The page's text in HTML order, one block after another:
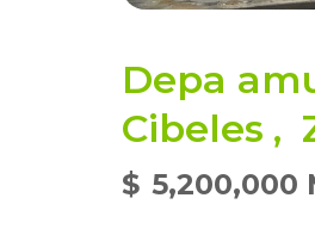
Depa
Cibeles ,
$ 5,200,000